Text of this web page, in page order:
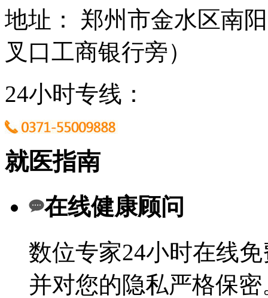
地址： 郑州市金水区南
叉口工商银行旁）
24小时专线：
就医指南
在线健康顾问
数位专家24小时在线
并对您的隐私严格保密